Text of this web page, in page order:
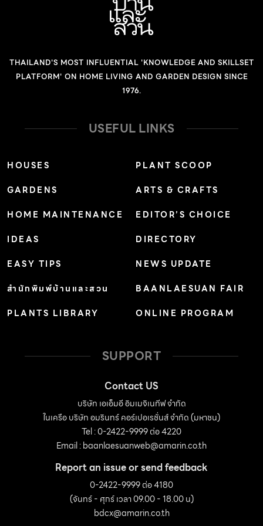
THAILAND'S MOST INFLUENTIAL 'KNOWLEDGE AND SKILLSET
PLATFORM' ON HOME LIVING AND GARDEN DESIGN SINCE
1976.
USEFUL LINKS
HOUSES
GARDENS
HOME MAINTENANCE
IDEAS
EASY TIPS
สำนักพิมพ์บ้านและสวน
PLANTS LIBRARY
PLANT SCOOP
ARTS & CRAFTS
EDITOR’S CHOICE
DIRECTORY
NEWS UPDATE
BAANLAESUAN FAIR
ONLINE PROGRAM
SUPPORT
Contact US
บริษัท เอเอ็มอี อิมเมจิเนทีฟ จำกัด
ในเครือ บริษัท อมรินทร์ คอร์เปอเรชั่นส์ จำกัด (มหาชน)
Tel : 0-2422-9999 ต่อ 4220
Email :baanlaesuanweb@amarin.co.th
Report an issue or send feedback
0-2422-9999 ต่อ 4180
(จันทร์ - ศุกร์ เวลา 09.00 - 18.00 น)
bdcx@amarin.co.th